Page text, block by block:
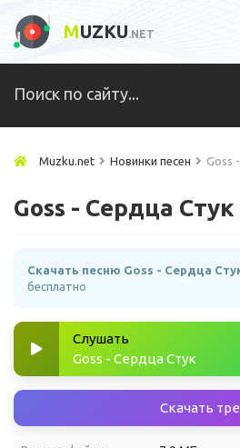
MUZKU.NET
Muzku.net Новинки песен Goss
Goss - Сердца Стук
Скачать песню Goss - Сердца
бесплатно
Слушать
Goss - Сердца Стук
Скачать